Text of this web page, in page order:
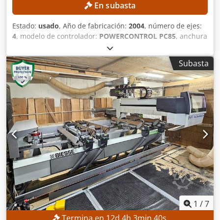
En subasta
Estado: usado, Año de fabricación: 2004, número de ejes:
4, modelo de controlador: POWERCONTROL PC85, anchura
, velocidad del husillo de fresado
(máx.):24,000 rpm, longitud útil:3,250 mm, DETALLES
TÉCNICOS Área de trabajo, eje X: 3.250 mm Área de
trabajo, eje Y: 1.220 mm Número de áreas de trabajo: 2
Sistema de mesa: mesa tipo «pod-and-rail» Número de
soportes de ventosas de vacío: 6 Número de ejes
controlados: 4 Número de unidades de taladrado: 1
Número de husillos de fresado: 1 Número de unidades de
ranurado: 1 Unidad de taladrado Posición: superior
Husillos de taladrado verticales: 12 Husillos de taladrado
horizontales en dirección X: 4 Husillos de taladrado
horizontales en dirección Y: 2 Número total de husillos de
taladrado: 18 Husillo de fresado Posición: superior Ejes
controlados: 4 Crjdpfxszmtl Rj Agref Potencia del motor: 12
kW Velocidad de giro: 24.000 rpm Refrigeración:
refrigeración por líquido Cambio de herramientas:
automático Unidad de ranurado Posición: superior Diseño:
Subasta
1 /7
Termina en 12d 4h 3min 38s